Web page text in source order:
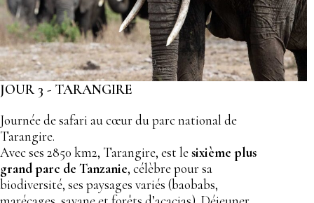
JOUR 3 - TARANGIRE
Journée de safari au cœur du parc national de
Tarangire.
Avec ses 2850 km2, Tarangire, est lesixième plus
grand parc de Tanzanie, célèbre pour sa
biodiversité, ses paysages variés (baobabs,